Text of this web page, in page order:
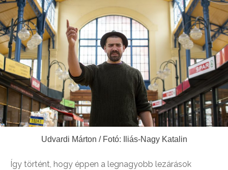
Udvardi Márton / Fotó: Iliás-Nagy Katalin
Így történt, hogy éppen a legnagyobb lezárások